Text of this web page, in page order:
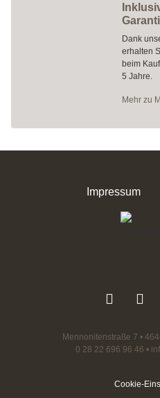
Dank
erhalten
beim
5 Jahre.
Mehr zu
Impressum
Mennonitenstraße 7 •
0 28 22 696 96 46 •
Cookie-